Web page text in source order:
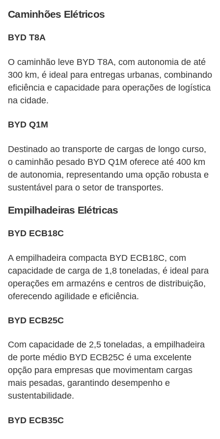
Caminhões Elétricos
BYD T8A
O caminhão leve BYD T8A, com autonomia de até
300 km, é ideal para entregas urbanas, combinando
eficiência e capacidade para operações de logística
na cidade.
BYD Q1M
Destinado ao transporte de cargas de longo curso,
o caminhão pesado BYD Q1M oferece até 400 km
de autonomia, representando uma opção robusta e
sustentável para o setor de transportes.
Empilhadeiras Elétricas
BYD ECB18C
A empilhadeira compacta BYD ECB18C, com
capacidade de carga de 1,8 toneladas, é ideal para
operações em armazéns e centros de distribuição,
oferecendo agilidade e eficiência.
BYD ECB25C
Com capacidade de 2,5 toneladas, a empilhadeira
de porte médio BYD ECB25C é uma excelente
opção para empresas que movimentam cargas
mais pesadas, garantindo desempenho e
sustentabilidade.
BYD ECB35C